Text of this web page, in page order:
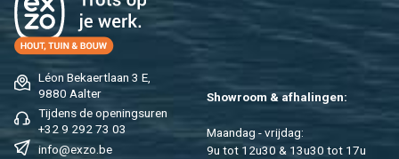
Léon Be­kaert­laan 3 E,
9880 Aal­ter
Tij­dens de ope­nings­uren
+32 9 292 73 03
info@​exzo.​be
Show­room & af­ha­lin­gen:
Maan­dag - vrij­dag:
9u tot 12u30 & 13u30 tot 17u